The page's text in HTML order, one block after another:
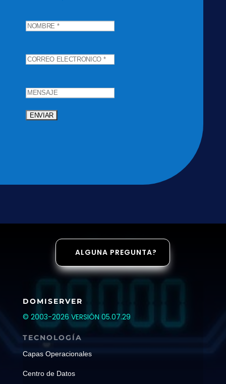
ALGUNA PREGUNTA?
DOMISERVER
© 2003-2026 VERSIÓN 05.07.29
TECNOLOGÍA
Capas Operacionales
Centro de Datos